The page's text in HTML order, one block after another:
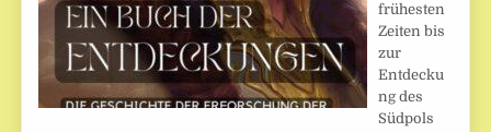
frühesten
Zeiten bis
zur
Entdecku
ng des
Südpols